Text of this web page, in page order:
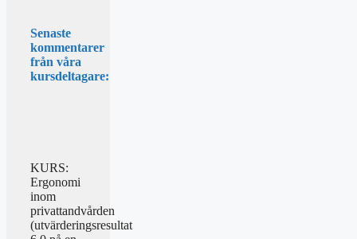
Senaste
kommentarer
från våra
kursdeltagare:
KURS:
Ergonomi
inom
privattandvården
(utvärderingsresultat